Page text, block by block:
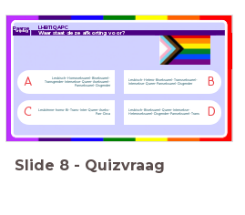
LHBTIQAPC
Paarse
vrijdag Waar staat deze afkorting voor?
A
Lesbisch-Homoseksueel-Biseksueel-
Transgender-Intersekse-Queer-Aseksueel-
Panseksueel-Cisgender
B
Lesbisch-Hetero-Biseksueel-Transseksueel-
Intersekse-Queer-Panseksueel-Cisgender
C
Lesbiënne-homo-Bi-Trans-Inter-Queer-Aseks-
Pan-Circa
D
Lesbisch-Biseksueel-Queer-Intersekse-
Heteroseksueel-Cisgender-Panseksueel-Trans
Slide 8 - Quizvraag